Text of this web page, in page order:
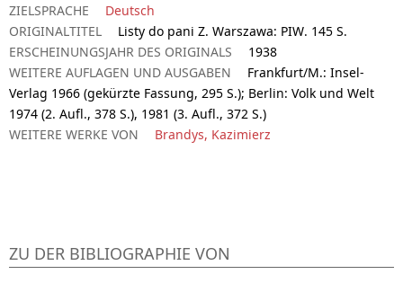
ZIELSPRACHE
Deutsch
ORIGINALTITEL
Listy do pani Z. Warszawa: PIW. 145 S.
ERSCHEINUNGSJAHR DES ORIGINALS
1938
WEITERE AUFLAGEN UND AUSGABEN
Frankfurt/M.: Insel-
Verlag 1966 (gekürzte Fassung, 295 S.); Berlin: Volk und Welt
1974 (2. Aufl., 378 S.), 1981 (3. Aufl., 372 S.)
WEITERE WERKE VON
Brandys, Kazimierz
ZU DER BIBLIOGRAPHIE VON